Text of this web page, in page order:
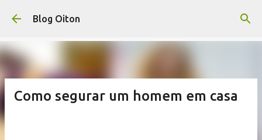
Pular para o conteúdo principal
Blog Oiton
Como segurar um homem em casa